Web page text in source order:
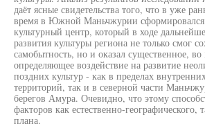
даёт ясные свидетельства того, что в уже
время в Южной Маньчжурии
культурный центр, который в ходе
развития культуры региона не только смог
самобытность, но и оказал существенное,
определяющее воздействие на развитие
поздних культур - как в пределах
территорий, так и в северной части
берегов Амура. Очевидно, что этому
факторов как естественно-географического,
плана.